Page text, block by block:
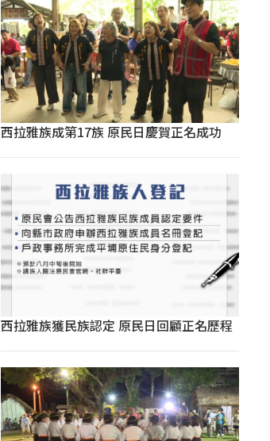
西拉雅族成第17族 原民日慶賀正名成功
西拉雅族獲民族認定 原民日回顧正名歷程